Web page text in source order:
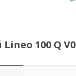
100 Q V0